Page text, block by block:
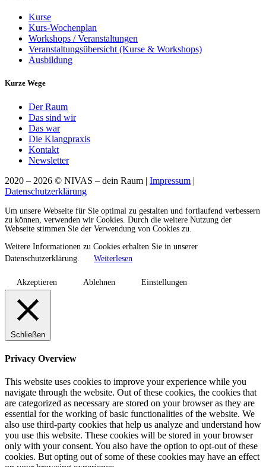
Kurse
Kurs-Wochenplan
Workshops / Veranstaltungen
Veranstaltungsübersicht (Kurse & Workshops)
Ausbildung
Kurze Wege
Der Raum
Das sind wir
Das war
Die Klangpraxis
Kontakt
Newsletter
2020 – 2026 © NIVAS – dein Raum | Impressum |
Datenschutzerklärung
Um unsere Webseite für Sie optimal zu gestalten und fortlaufend verbessern
zu können, verwenden wir Cookies. Durch die weitere Nutzung der
Webseite stimmen Sie der Verwendung von Cookies zu.
Weitere Informationen zu Cookies erhalten Sie in unserer
Datenschutzerklärung.
Weiterlesen
Akzeptieren Ablehnen Einstellungen
Schließen
Privacy Overview
This website uses cookies to improve your experience while you
navigate through the website. Out of these cookies, the cookies that
are categorized as necessary are stored on your browser as they are
essential for the working of basic functionalities of the website. We
also use third-party cookies that help us analyze and understand how
you use this website. These cookies will be stored in your browser
only with your consent. You also have the option to opt-out of these
cookies. But opting out of some of these cookies may have an effect